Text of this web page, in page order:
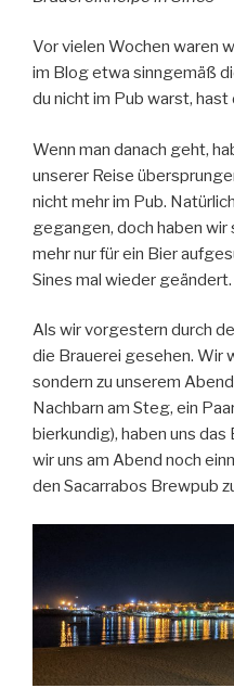
Vor vielen Wochen waren
im Blog etwa sinngemäß
du nicht im Pub warst,
Wenn man danach geht,
unserer Reise
nicht mehr im Pub.
gegangen, doch haben wir
mehr nur für ein Bier
Sines mal wieder geändert.
Als wir vorgestern durch
die Brauerei gesehen. Wir
sondern zu unserem
Nachbarn am Steg, ein
bierkundig), haben uns
wir uns am Abend noch
den Sacarrabos Brewpub